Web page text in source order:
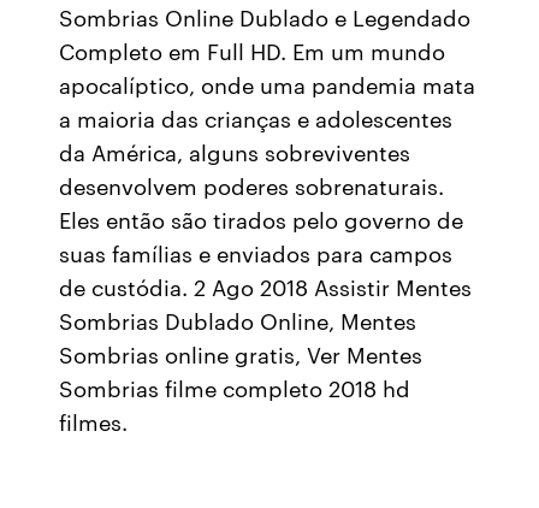
Sombrias Online Dublado e Legendado
Completo em Full HD. Em um mundo
apocalíptico, onde uma pandemia mata
a maioria das crianças e adolescentes
da América, alguns sobreviventes
desenvolvem poderes sobrenaturais.
Eles então são tirados pelo governo de
suas famílias e enviados para campos
de custódia. 2 Ago 2018 Assistir Mentes
Sombrias Dublado Online, Mentes
Sombrias online gratis, Ver Mentes
Sombrias filme completo 2018 hd
filmes.